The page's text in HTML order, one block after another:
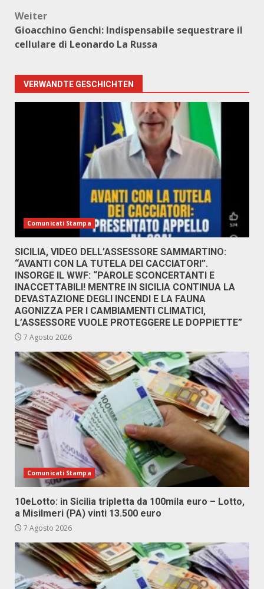
Weiter
Gioacchino Genchi: Indispensabile sequestrare il
cellulare di Leonardo La Russa
VERWANDTE GESCHICHTEN
Comunicati Stampa
SICILIA, VIDEO DELL’ASSESSORE SAMMARTINO:
“AVANTI CON LA TUTELA DEI CACCIATORI”.
INSORGE IL WWF: “PAROLE SCONCERTANTI E
INACCETTABILI! MENTRE IN SICILIA CONTINUA LA
DEVASTAZIONE DEGLI INCENDI E LA FAUNA
AGONIZZA PER I CAMBIAMENTI CLIMATICI,
L’ASSESSORE VUOLE PROTEGGERE LE DOPPIETTE”
7 Agosto 2026
Comunicati Stampa
10eLotto: in Sicilia tripletta da 100mila euro – Lotto,
a Misilmeri (PA) vinti 13.500 euro
7 Agosto 2026